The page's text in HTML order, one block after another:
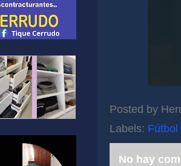
Posted by
Labels: Fútbol
No hay